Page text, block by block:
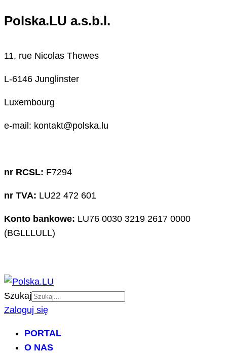
Polska.LU a.s.b.l.
11, rue Nicolas Thewes
L-6146 Junglinster
Luxembourg
e-mail: kontakt@polska.lu
nr RCSL: F7294
nr TVA: LU22 472 601
Konto bankowe: LU76 0030 3219 2617 0000
(BGLLLULL)
Szukaj
Zaloguj się
PORTAL
O NAS